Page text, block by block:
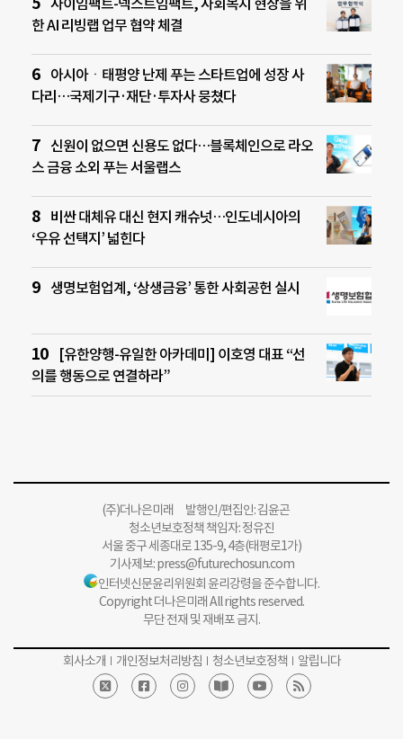
사이임팩트-넥스트임팩트, 사회복지 현장을 위
한 AI 리빙랩 업무 협약 체결
아시아ㆍ태평양 난제 푸는 스타트업에 성장 사
다리…국제기구·재단·투자사 뭉쳤다
신원이 없으면 신용도 없다…블록체인으로 라오
스 금융 소외 푸는 서울랩스
비싼 대체유 대신 현지 캐슈넛…인도네시아의
‘우유 선택지’ 넓힌다
생명보험업계, ‘상생금융’ 통한 사회공헌 실시
[유한양행-유일한 아카데미] 이호영 대표 “선
의를 행동으로 연결하라”
(주)더나은미래 발행인/편집인: 김윤곤
청소년보호정책 책임자: 정유진
서울 중구 세종대로 135-9, 4층(태평로1가)
기사제보:press@futurechosun.com
인터넷신문윤리위원회 윤리강령을 준수합니다.
Copyright 더나은미래 All rights reserved.
무단 전재 및 재배포 금지.
회사소개 개인정보처리방침 청소년보호정책 알립니다